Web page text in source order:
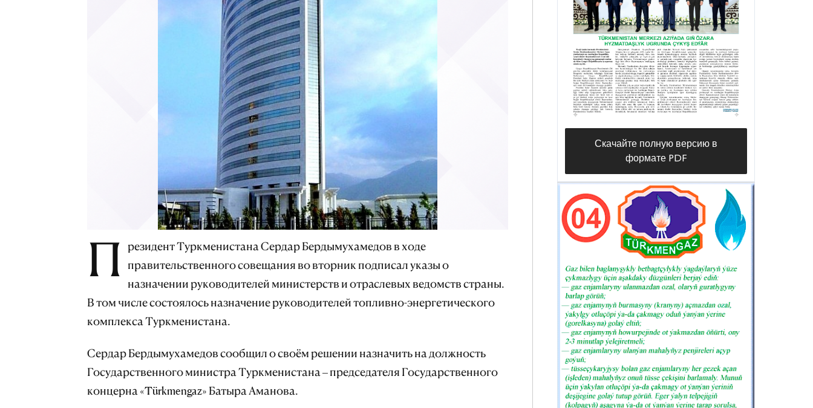
П резидент Туркменистана Сердар Бердымухамедов в ходе
правительственного совещания во вторник подписал указы о
назначении руководителей министерств и отраслевых ведомств страны.
В том числе состоялось назначение руководителей топливно-энергетического
комплекса Туркменистана.
Сердар Бердымухамедов сообщил о своём решении назначить на должность
Государственного министра Туркменистана – председателя Государственного
концерна «Türkmengaz» Батыра Аманова.
Скачайте полную версию в
формате PDF